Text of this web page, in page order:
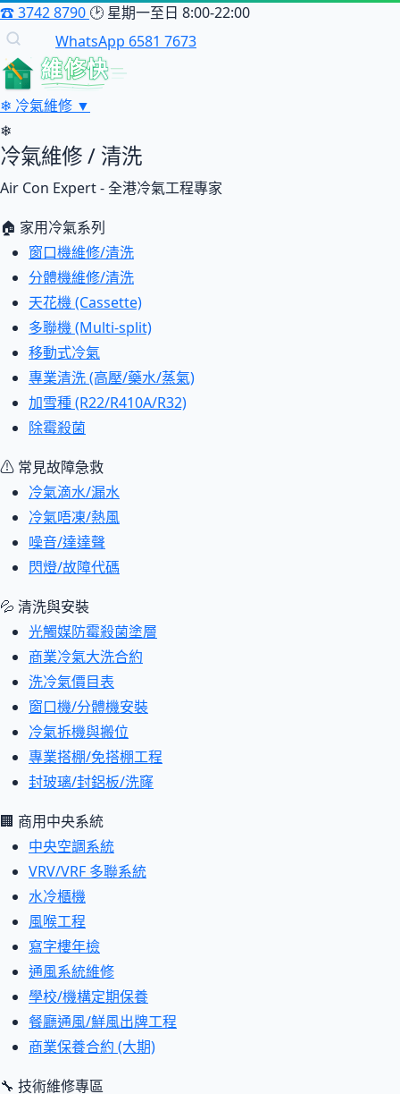
☎3742 8790 🕑 星期一至日 8:00-22:00
WhatsApp 6581 7673
維修快
❄ 冷氣維修 ▼
❄
冷氣維修 / 清洗
Air Con Expert - 全港冷氣工程專家
🏠 家用冷氣系列
窗口機維修/清洗
分體機維修/清洗
天花機 (Cassette)
多聯機 (Multi-split)
移動式冷氣
專業清洗 (高壓/藥水/蒸氣)
加雪種 (R22/R410A/R32)
除霉殺菌
⚠ 常見故障急救
冷氣滴水/漏水
冷氣唔凍/熱風
噪音/達達聲
閃燈/故障代碼
💦 清洗與安裝
光觸媒防霉殺菌塗層
商業冷氣大洗合約
洗冷氣價目表
窗口機/分體機安裝
冷氣拆機與搬位
專業搭棚/免搭棚工程
封玻璃/封鋁板/洗窿
🏢 商用中央系統
中央空調系統
VRV/VRF 多聯系統
水冷櫃機
風喉工程
寫字樓年檢
通風系統維修
學校/機構定期保養
餐廳通風/鮮風出牌工程
商業保養合約 (大期)
🔧 技術維修專區